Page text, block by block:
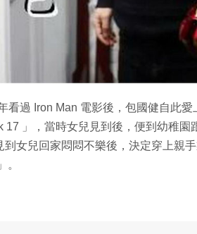
看過 Iron Man 電影後，包國健自此
17 」，當時女兒見到後，便到幼稚園
女兒回家悶悶不樂後，決定穿上親
。